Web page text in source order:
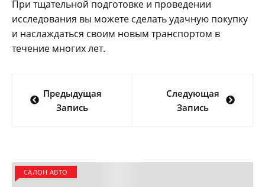
При тщательной подготовке и проведении
исследования вы можете сделать удачную покупку
и наслаждаться своим новым транспортом в
течение многих лет.
по
Предыдущая
Запись
Следующая
Запись
САЛОН АВТО